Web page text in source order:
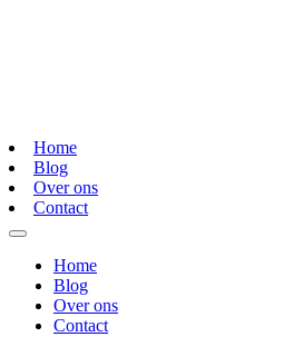
Home
Blog
Over ons
Contact
Home
Blog
Over ons
Contact